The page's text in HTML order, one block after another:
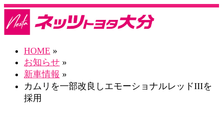
HOME »
お知らせ »
新車情報 »
カムリを一部改良しエモーショナルレッドIIIを
採用